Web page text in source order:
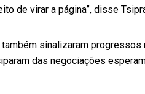
de virar a página”, disse
sinalizaram
das negociações